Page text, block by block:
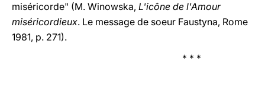
miséricorde" (M. Winowska, L'icône de l'Amour
miséricordieux. Le message de soeur Faustyna, Rome
1981, p. 271).
* * *